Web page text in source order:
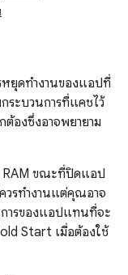
หยุดทำงานของแอปที่
ระบวนการที่แคชไว้
องซึ่งอาจพยายาม
RAM ขณะที่ปิดแอป
วรทำงานแต่คุณอาจ
ารของแอปแทนที่จะ
Start เมื่อต้องใช้